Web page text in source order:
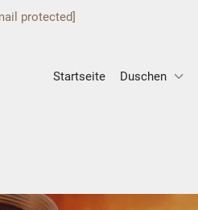
protected]
Startseite Duschen